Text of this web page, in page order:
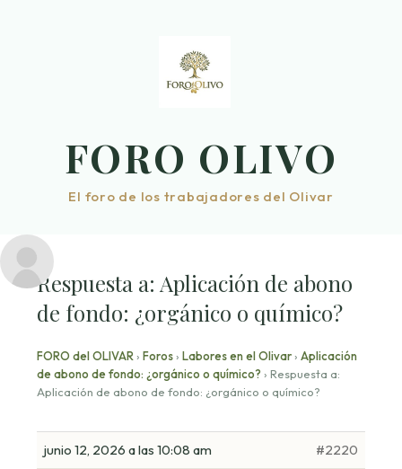
FORO OLIVO
El foro de los trabajadores del Olivar
Respuesta a: Aplicación de abono
de fondo: ¿orgánico o químico?
FORO del OLIVAR › Foros › Labores en el Olivar › Aplicación
de abono de fondo: ¿orgánico o químico? › Respuesta a:
Aplicación de abono de fondo: ¿orgánico o químico?
junio 12, 2026 a las 10:08 am
#2220